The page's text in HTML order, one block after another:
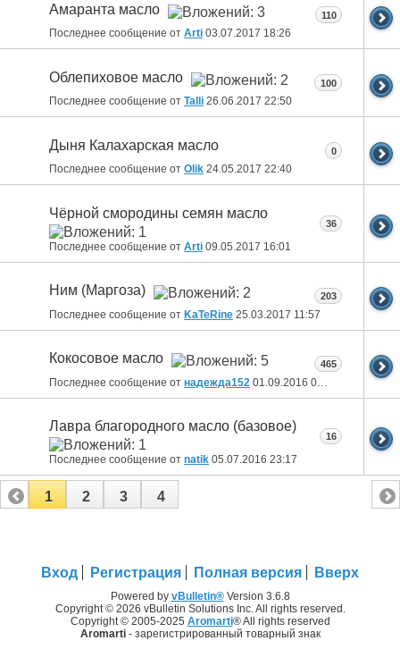
Амаранта масло
Последнее сообщение от Arti 03.07.2017 18:26
110
Облепиховое масло
Последнее сообщение от Talli 26.06.2017 22:50
100
Дыня Калахарская масло
Последнее сообщение от Olik 24.05.2017 22:40
0
Чёрной смородины семян масло
Последнее сообщение от Arti 09.05.2017 16:01
36
Ним (Маргоза)
Последнее сообщение от KaTeRine 25.03.2017 11:57
203
Кокосовое масло
Последнее сообщение от надежда152 01.09.2016 09:09
465
Лавра благородного масло (базовое)
Последнее сообщение от natik 05.07.2016 23:17
16
1 2 3 4
Вход Регистрация Полная версия Вверх
Powered by vBulletin®Version 3.6.8
Copyright © 2026 vBulletin Solutions Inc. All rights reserved.
Copyright © 2005-2025 Aromarti® All rights reserved
Aromarti- зарегистрированный товарный знак